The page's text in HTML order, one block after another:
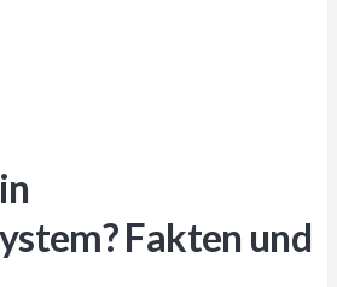
Fakten und